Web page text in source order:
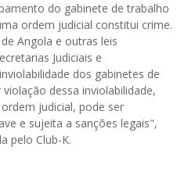
do gabinete de trabalho
ordem judicial constitui crime.
Angola e outras leis
Judiciais e
dos gabinetes de
dessa inviolabilidade,
judicial, pode ser
e sujeita a sanções legais",
pelo Club-K.